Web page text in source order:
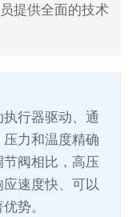
提供全面的技术
行器驱动、通
力和温度精确
阀相比，高压
速度快、可以
势。